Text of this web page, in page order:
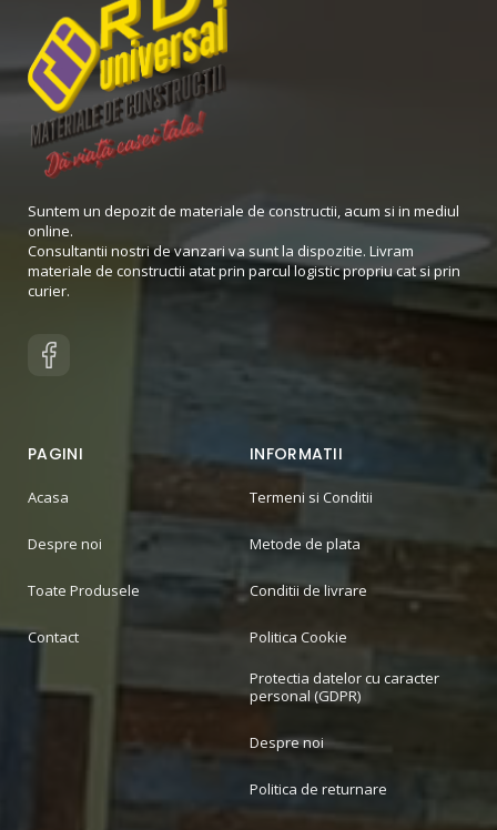
Suntem un depozit de materiale de constructii, acum si in mediul
online.
Consultantii nostri de vanzari va sunt la dispozitie. Livram
materiale de constructii atat prin parcul logistic propriu cat si prin
curier.
PAGINI
Acasa
Despre noi
Toate Produsele
Contact
INFORMATII
Termeni si Conditii
Metode de plata
Conditii de livrare
Politica Cookie
Protectia datelor cu caracter
personal (GDPR)
Despre noi
Politica de returnare